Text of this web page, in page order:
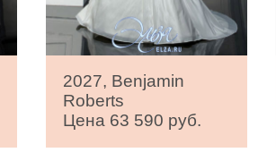
2027, Benjamin
Roberts
Цена 63 590 руб.